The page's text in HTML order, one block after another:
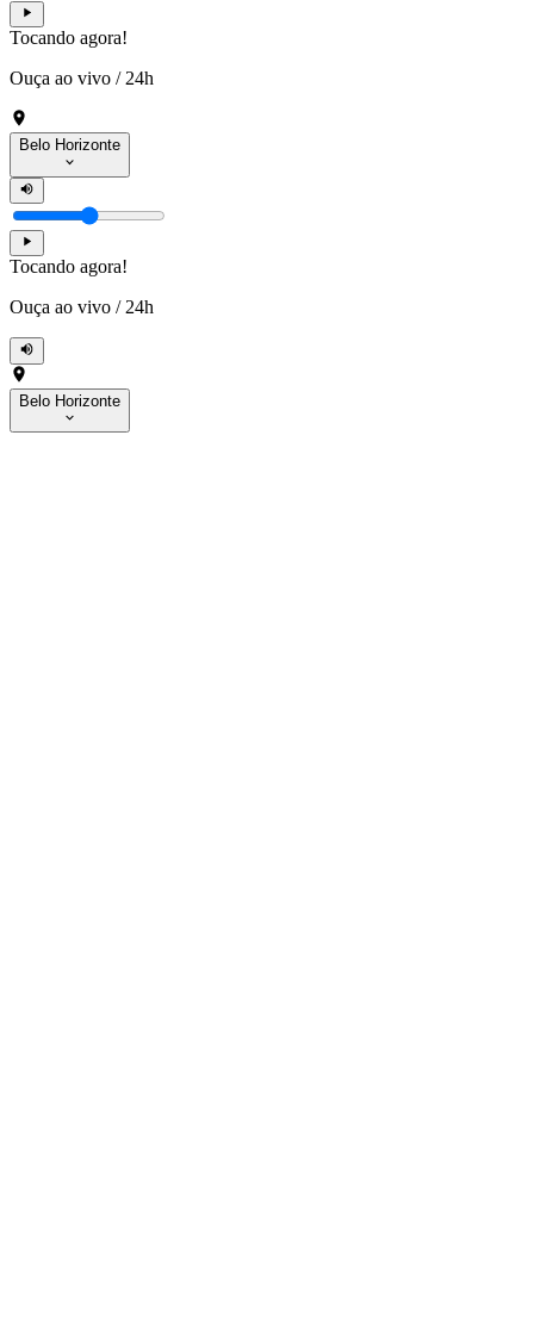
Tocando agora!
Ouça ao vivo / 24h
Belo Horizonte
Tocando agora!
Ouça ao vivo / 24h
Belo Horizonte